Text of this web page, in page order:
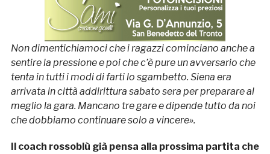
Non dimentichiamoci che i ragazzi cominciano anche a
sentire la pressione e poi che c’è pure un avversario che
tenta in tutti i modi di farti lo sgambetto. Siena era
arrivata in città addirittura sabato sera per preparare al
meglio la gara. Mancano tre gare e dipende tutto da noi
che dobbiamo continuare solo a vincere».
Il coach rossoblù già pensa alla prossima partita che